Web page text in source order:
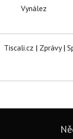
Vynález
Tiscali.cz | Zprávy|